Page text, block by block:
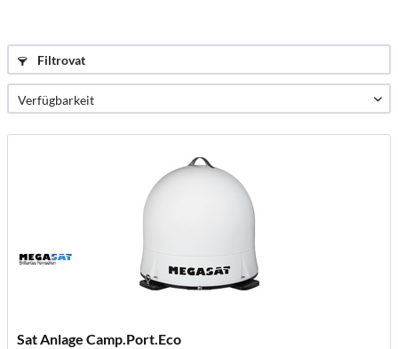
Filtrovat
Sat Anlage Camp.Port.Eco